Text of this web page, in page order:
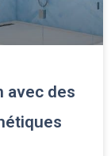
avec des